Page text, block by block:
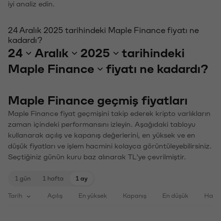
iyi analiz edin.
24 Aralık 2025 tarihindeki Maple Finance fiyatı ne
kadardı?
24 Aralık 2025
tarihindeki
Maple Finance
fiyatı ne kadardı?
Maple Finance geçmiş fiyatları
Maple Finance fiyat geçmişini takip ederek kripto varlıkların
zaman içindeki performansını izleyin. Aşağıdaki tabloyu
kullanarak açılış ve kapanış değerlerini, en yüksek ve en
düşük fiyatları ve işlem hacmini kolayca görüntüleyebilirsiniz.
Seçtiğiniz günün kuru baz alınarak TL'ye çevrilmiştir.
1 gün 1 hafta 1 ay
Tarih Açılış En yüksek Kapanış En düşük